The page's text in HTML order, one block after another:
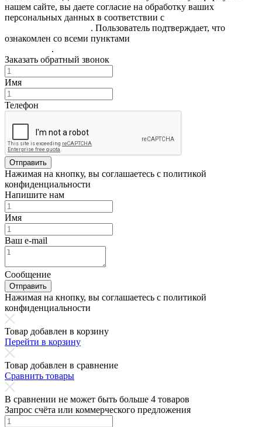
нашем сайте, вы даете согласие на обработку ваших
персональных данных в соответствии с
. Пользователь подтверждает, что
ознакомлен со всеми пунктами
.
Заказать обратный звонок
Имя
Телефон
Отправить
Нажимая на кнопку, вы соглашаетесь с политикой
конфиденциальности
Напишите нам
Имя
Ваш e-mail
Сообщение
Отправить
Нажимая на кнопку, вы соглашаетесь с политикой
конфиденциальности
Товар добавлен в корзину
Перейти в корзину
Товар добавлен в сравнение
Сравнить товары
В сравнении не может быть больше 4 товаров
Запрос счёта или коммерческого предложения